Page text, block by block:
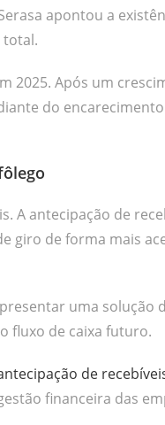
apontou a
total.
2025. Após um
do
A antecipação de
giro de forma mais
uma solução
fluxo de caixa futuro.
de
financeira das